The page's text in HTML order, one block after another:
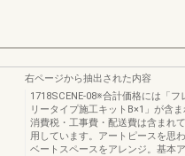
右ページから抽出された内容
1718SCENE-08※合計価格には「
リータイプ施工キットB×1」が含
消費税・工事費・配送費は含まれ
用しています。アートピースを思
ベートスペースをアレンジ。基本